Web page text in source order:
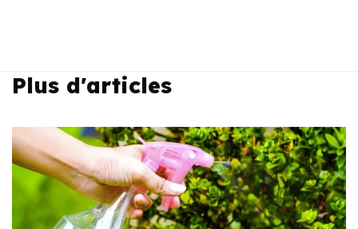
Plus d'articles